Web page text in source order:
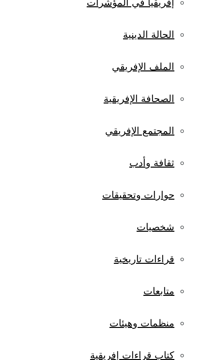
إفريقيا في المؤشرات
الحالة الدينية
الملف الإفريقي
الصحافة الإفريقية
المجتمع الإفريقي
ثقافة وأدب
حوارات وتحقيقات
شخصيات
قراءات تاريخية
متابعات
منظمات وهيئات
كتاب قراءات إفريقية